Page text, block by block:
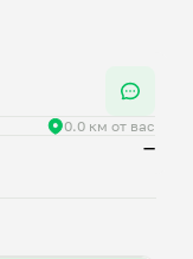
0.0 км от вас
—